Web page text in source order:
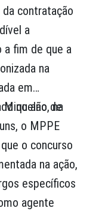
contratação
a
a fim de que a
na
em
Miquelão, na
no ano de
o MPPE
o concurso
na ação,
específicos
agente